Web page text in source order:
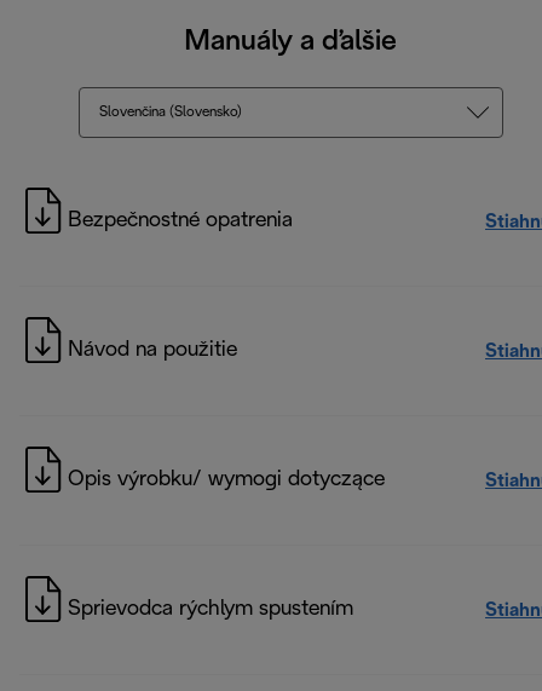
Manuály a ďalšie
Slovenčina (Slovensko)
Bezpečnostné opatrenia
Návod na použitie
Opis výrobku/ wymogi dotyczące
Sprievodca rýchlym spustením